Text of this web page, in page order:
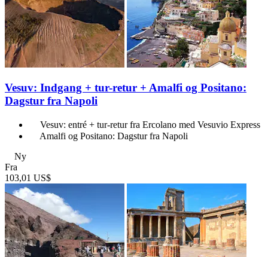
Vesuv: Indgang + tur-retur + Amalfi og Positano:
Dagstur fra Napoli
Vesuv: entré + tur-retur fra Ercolano med Vesuvio Express
Amalfi og Positano: Dagstur fra Napoli
Ny
Fra
103,01 US$